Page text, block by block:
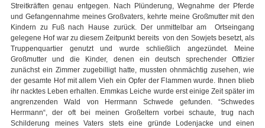
Streitkräften genau entgegen. Nach Plünderung, Wegnahme der Pferde
und Gefangennahme meines Großvaters, kehrte meine Großmutter mit den
Kindern zu Fuß nach Hause zurück. Der unmittelbar am Ortseingang
gelegene Hof war zu diesem Zeitpunkt bereits von den Sowjets besetzt, als
Truppenquartier genutzt und wurde schließlich angezündet. Meine
Großmutter und die Kinder, denen ein deutsch sprechender Offizier
zunächst ein Zimmer zugebilligt hatte, mussten ohnmächtig zusehen, wie
der gesamte Hof mit allem Vieh ein Opfer der Flammen wurde. Ihnen blieb
ihr nacktes Leben erhalten. Emmkas Leiche wurde erst einige Zeit später im
angrenzenden Wald von Herrmann Schwede gefunden. “Schwedes
Herrmann“, der oft bei meinen Großeltern vorbei schaute, trug nach
Schilderung meines Vaters stets eine gründe Lodenjacke und einen